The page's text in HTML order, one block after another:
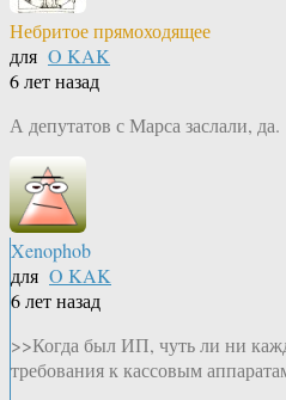
Небритое прямоходящее
для O KAK
6 лет назад
А депутатов с Марса заслали, да.
Xenophob
для O KAK
6 лет назад
>>Когда был ИП, чуть ли ни
требования к кассовым